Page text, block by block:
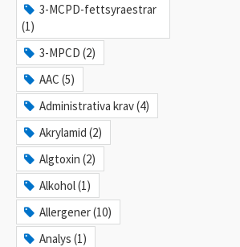
3-MCPD-fettsyraestrar
(1)
3-MPCD (2)
AAC (5)
Administrativa krav (4)
Akrylamid (2)
Algtoxin (2)
Alkohol (1)
Allergener (10)
Analys (1)